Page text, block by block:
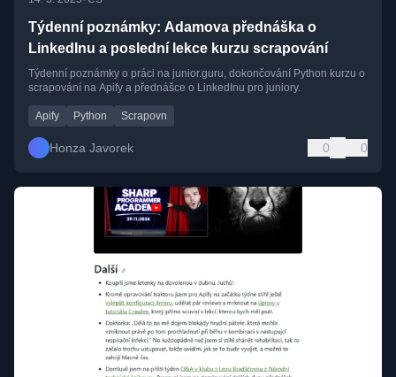
Týdenní poznámky: Adamova přednáška o
LinkedInu a poslední lekce kurzu scrapování
Týdenní poznámky o práci na junior.guru, dokončování Python kurzu o
scrapování na Apify a přednášce o LinkedInu pro juniory.
Apify Python Scrapovn
Honza Javorek 0 0